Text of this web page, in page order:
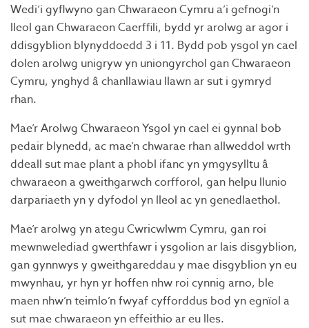
Wedi’i gyflwyno gan Chwaraeon Cymru a’i gefnogi’n
lleol gan Chwaraeon Caerffili, bydd yr arolwg ar agor i
ddisgyblion blynyddoedd 3 i 11. Bydd pob ysgol yn cael
dolen arolwg unigryw yn uniongyrchol gan Chwaraeon
Cymru, ynghyd â chanllawiau llawn ar sut i gymryd
rhan.
Mae’r Arolwg Chwaraeon Ysgol yn cael ei gynnal bob
pedair blynedd, ac mae’n chwarae rhan allweddol wrth
ddeall sut mae plant a phobl ifanc yn ymgysylltu â
chwaraeon a gweithgarwch corfforol, gan helpu llunio
darpariaeth yn y dyfodol yn lleol ac yn genedlaethol.
Mae’r arolwg yn ategu Cwricwlwm Cymru, gan roi
mewnwelediad gwerthfawr i ysgolion ar lais disgyblion,
gan gynnwys y gweithgareddau y mae disgyblion yn eu
mwynhau, yr hyn yr hoffen nhw roi cynnig arno, ble
maen nhw’n teimlo’n fwyaf cyfforddus bod yn egnïol a
sut mae chwaraeon yn effeithio ar eu lles.